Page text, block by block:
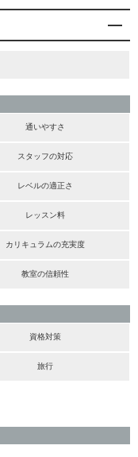
通いやすさ
スタッフの対応
レベルの適正さ
レッスン料
カリキュラムの充実度
教室の信頼性
資格対策
旅行